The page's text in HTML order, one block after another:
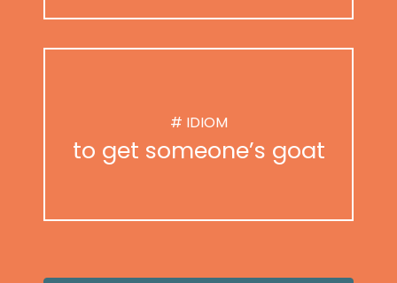
# IDIOM
to get someone’s goat